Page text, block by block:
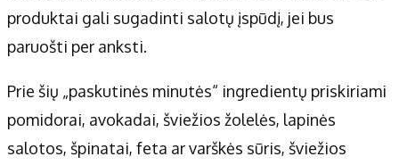
produktai gali sugadinti salotų įspūdį, jei bus
paruošti per anksti.
Prie šių „paskutinės minutės“ ingredientų priskiriami
pomidorai, avokadai, šviežios žolelės, lapinės
salotos, špinatai, feta ar varškės sūris, šviežios